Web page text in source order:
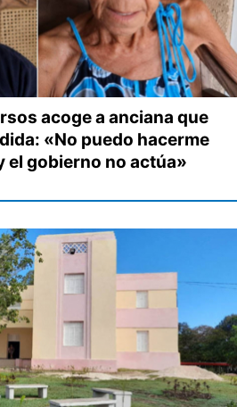
acoge a anciana que
«No puedo hacerme
el gobierno no actúa»